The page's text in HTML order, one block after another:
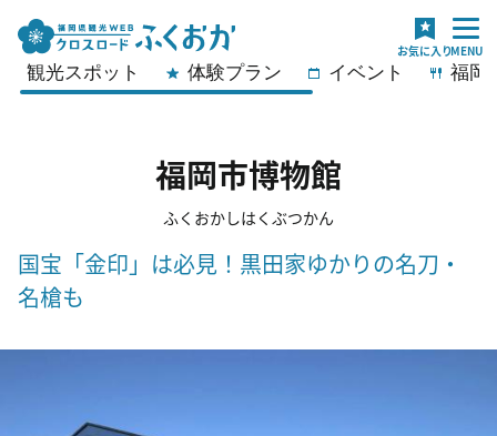
観光スポット 体験プラン イベント 福岡
福岡市博物館
ふくおかしはくぶつかん
国宝「金印」は必見！黒田家ゆかりの名刀・
名槍も